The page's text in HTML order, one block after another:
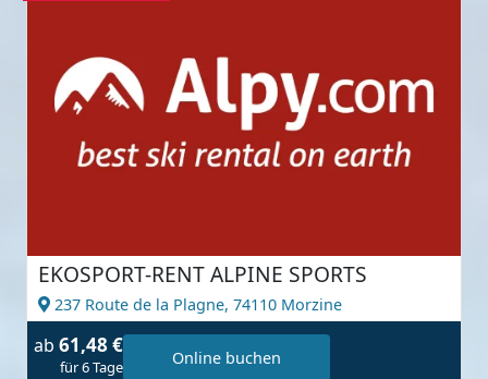
EKOSPORT-RENT ALPINE SPORTS
237 Route de la Plagne, 74110 Morzine
ab 61,48 €
für 6 Tage Online buchen